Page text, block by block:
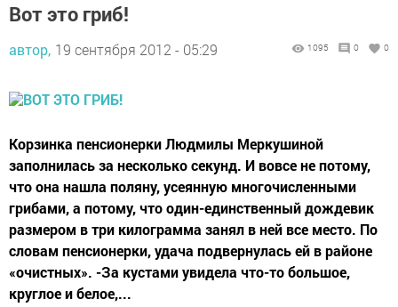
Вот это гриб!
автор, 19 сентября 2012 - 05:29 1095 0 0
Корзинка пенсионерки Людмилы Меркушиной
заполнилась за несколько секунд. И вовсе не потому,
что она нашла поляну, усеянную многочисленными
грибами, а потому, что один-единственный дождевик
размером в три килограмма занял в ней все место. По
словам пенсионерки, удача подвернулась ей в районе
«очистных». -За кустами увидела что-то большое,
круглое и белое,...